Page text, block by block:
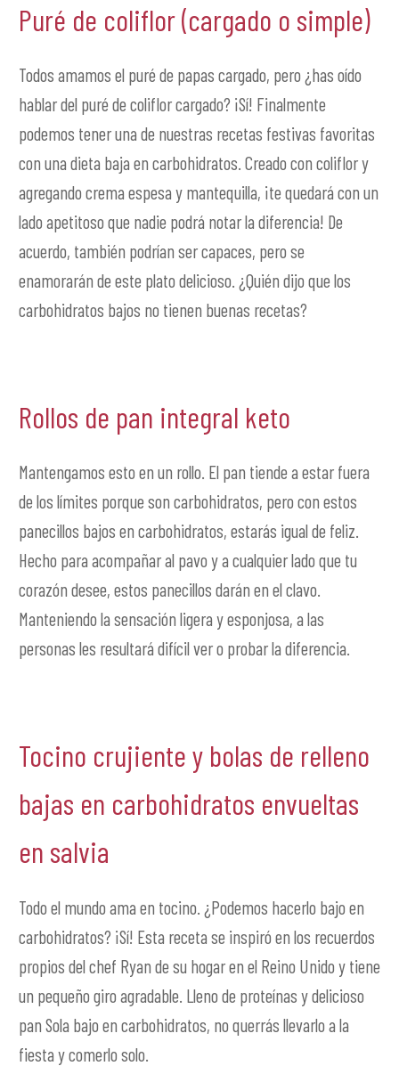
Puré de coliflor (cargado o simple)
Todos amamos el puré de papas cargado, pero ¿has oído
hablar del puré de coliflor cargado? ¡Sí! Finalmente
podemos tener una de nuestras recetas festivas favoritas
con una dieta baja en carbohidratos. Creado con coliflor y
agregando crema espesa y mantequilla, ¡te quedará con un
lado apetitoso que nadie podrá notar la diferencia! De
acuerdo, también podrían ser capaces, pero se
enamorarán de este plato delicioso. ¿Quién dijo que los
carbohidratos bajos no tienen buenas recetas?
Rollos de pan integral keto
Mantengamos esto en un rollo. El pan tiende a estar fuera
de los límites porque son carbohidratos, pero con estos
panecillos bajos en carbohidratos, estarás igual de feliz.
Hecho para acompañar al pavo y a cualquier lado que tu
corazón desee, estos panecillos darán en el clavo.
Manteniendo la sensación ligera y esponjosa, a las
personas les resultará difícil ver o probar la diferencia.
Tocino crujiente y bolas de relleno
bajas en carbohidratos envueltas
en salvia
Todo el mundo ama en tocino. ¿Podemos hacerlo bajo en
carbohidratos? ¡Sí! Esta receta se inspiró en los recuerdos
propios del chef Ryan de su hogar en el Reino Unido y tiene
un pequeño giro agradable. Lleno de proteínas y delicioso
pan Sola bajo en carbohidratos, no querrás llevarlo a la
fiesta y comerlo solo.